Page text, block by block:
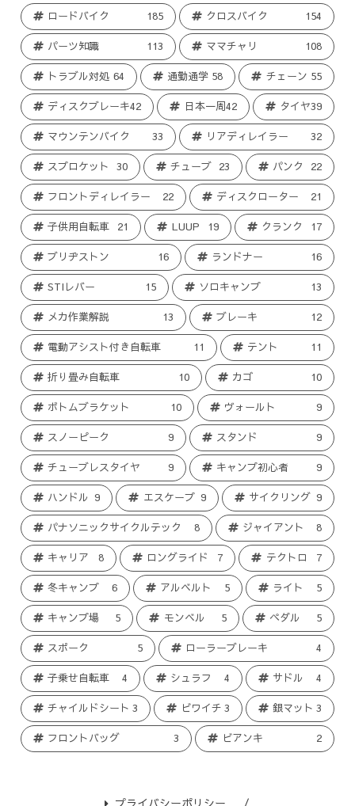
ロードバイク 185 クロスバイク 154
パーツ知識 113 ママチャリ 108
トラブル対処 64 通勤通学 58 チェーン 55
ディスクブレーキ42 日本一周42 タイヤ39
マウンテンバイク 33 リアディレイラー 32
スプロケット 30 チューブ 23 パンク 22
フロントディレイラー 22 ディスクローター 21
子供用自転車 21 LUUP 19 クランク 17
ブリヂストン 16 ランドナー 16
STIレバー 15 ソロキャンプ 13
メカ作業解説 13 ブレーキ 12
電動アシスト付き自転車 11 テント 11
折り畳み自転車 10 カゴ 10
ボトムブラケット 10 ヴォールト 9
スノーピーク 9 スタンド 9
チューブレスタイヤ 9 キャンプ初心者 9
ハンドル 9 エスケープ 9 サイクリング 9
パナソニックサイクルテック 8 ジャイアント 8
キャリア 8 ロングライド 7 テクトロ 7
冬キャンプ 6 アルベルト 5 ライト 5
キャンプ場 5 モンベル 5 ペダル 5
スポーク 5 ローラーブレーキ 4
子乗せ自転車 4 シュラフ 4 サドル 4
チャイルドシート 3 ビワイチ 3 銀マット 3
フロントバッグ 3 ビアンキ 2